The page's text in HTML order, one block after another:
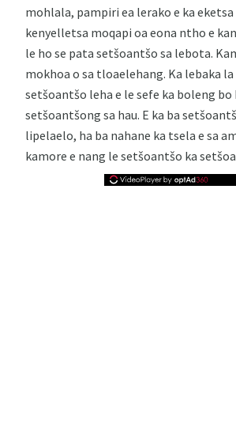
mohlala, pampiri ea lerako e ka
kenyelletsa moqapi oa eona ntho e
le ho se pata setšoantšo sa lebota.
mokhoa o sa tloaelehang. Ka lebaka
setšoantšo leha e le sefe ka boleng
setšoantšong sa hau. E ka ba
lipelaelo, ha ba nahane ka tsela e sa
kamore e nang le setšoantšo ka